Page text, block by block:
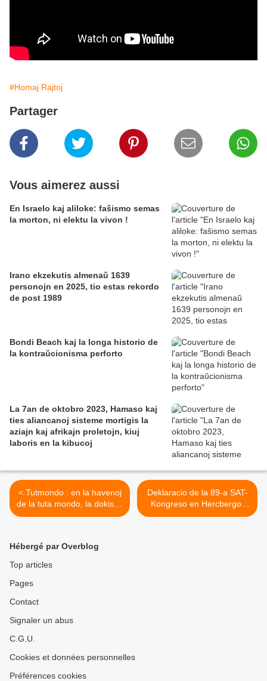
#Homaj Rajtoj
Partager
Vous aimerez aussi
En Israelo kaj aliloke: faŝismo semas
la morton, ni elektu la vivon !
Irano ekzekutis almenaŭ 1639
personojn en 2025, tio estas rekordo
de post 1989
Bondi Beach kaj la longa historio de
la kontraŭcionisma perforto
La 7an de oktobro 2023, Hamaso kaj
ties aliancanoj sisteme mortigis la
aziajn kaj afrikajn proletojn, kiuj
laboris en la kibucoj
< Tutmondo : en la havenoj
de la tuta mondo, la dokistoj
leviĝas
Deklaracio de la 89-a SAT-
Kongreso en Hercbergo,
2016 >
Hébergé par Overblog
Top articles
Pages
Contact
Signaler un abus
C.G.U.
Cookies et données personnelles
Préférences cookies